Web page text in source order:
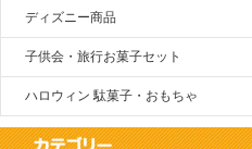
ディズニー商品
子供会・旅行お菓子セット
ハロウィン 駄菓子・おもちゃ